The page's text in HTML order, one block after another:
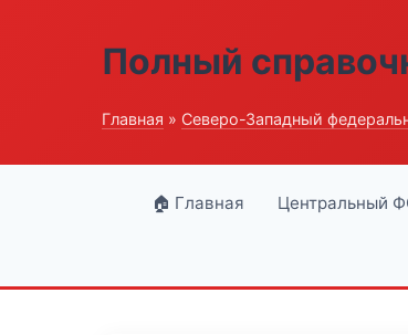
Полный
Главная » Северо-Западный
🏠 Главная Центральный